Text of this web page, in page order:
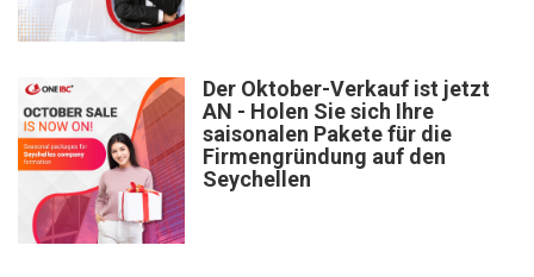
Der Oktober-Verkauf ist jetzt
AN - Holen Sie sich Ihre
saisonalen Pakete für die
Firmengründung auf den
Seychellen